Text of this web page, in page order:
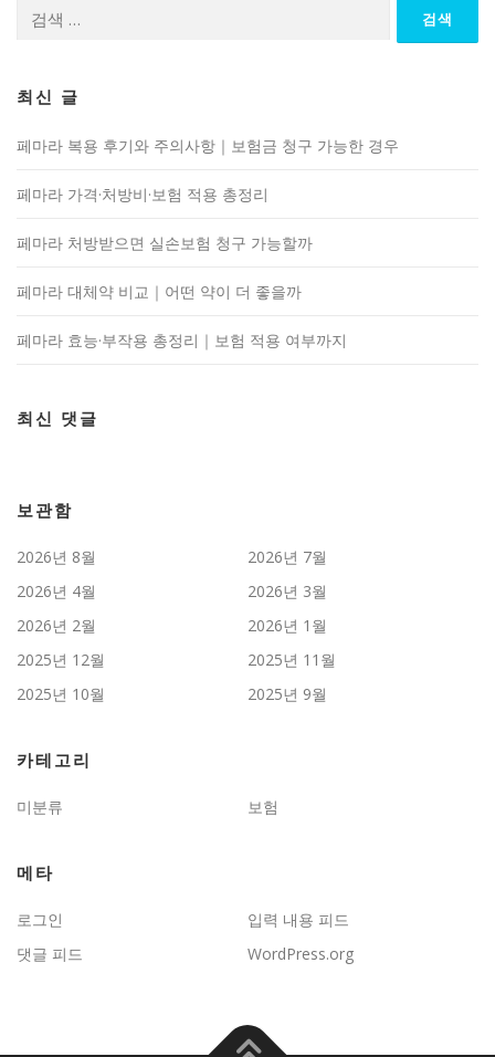
최신 글
페마라 복용 후기와 주의사항｜보험금 청구 가능한 경우
페마라 가격·처방비·보험 적용 총정리
페마라 처방받으면 실손보험 청구 가능할까
페마라 대체약 비교｜어떤 약이 더 좋을까
페마라 효능·부작용 총정리｜보험 적용 여부까지
최신 댓글
보관함
2026년 8월
2026년 7월
2026년 4월
2026년 3월
2026년 2월
2026년 1월
2025년 12월
2025년 11월
2025년 10월
2025년 9월
카테고리
미분류 보험
메타
로그인
입력 내용 피드
댓글 피드
WordPress.org